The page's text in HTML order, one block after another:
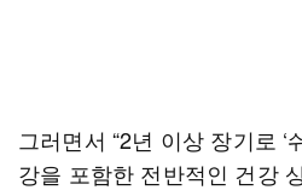
그러면서 “2년 이상 장기로 ‘
강을 포함한 전반적인 건강